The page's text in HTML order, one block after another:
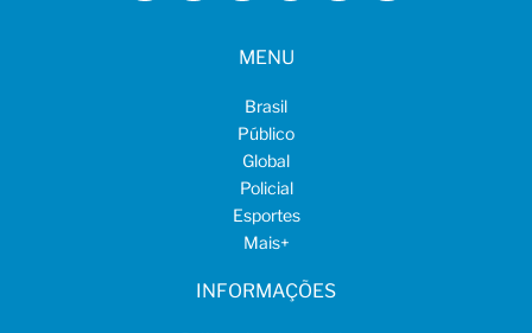
MENU
Brasil
Público
Global
Policial
Esportes
Mais+
INFORMAÇÕES